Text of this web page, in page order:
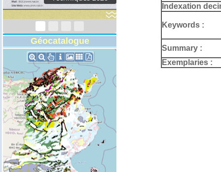
Géocatalogue
Indexation
Keywords :
Summary :
Exemplaries :